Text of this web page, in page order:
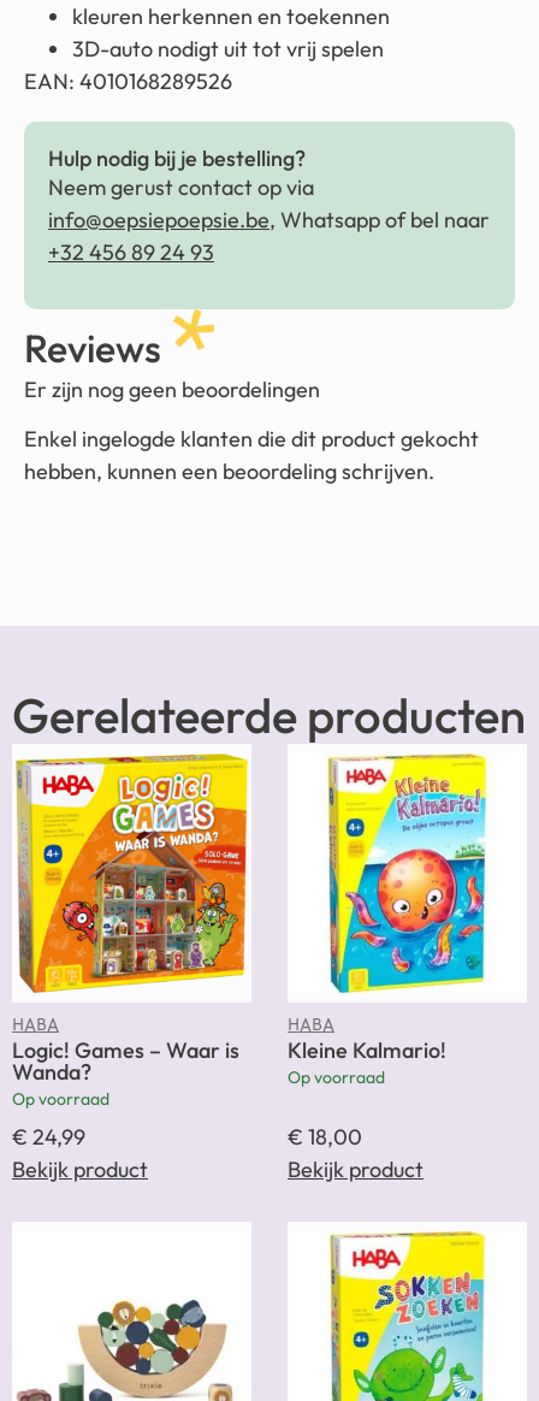
kleuren herkennen en toekennen
3D-auto nodigt uit tot vrij spelen
EAN: 4010168289526
Hulp nodig bij je bestelling?
Neem gerust contact op via
info@oepsiepoepsie.be, Whatsapp of bel naar
+32 456 89 24 93
Reviews
Er zijn nog geen beoordelingen
Enkel ingelogde klanten die dit product gekocht
hebben, kunnen een beoordeling schrijven.
Gerelateerde producten
HABA
Logic! Games – Waar is
Wanda?
Op voorraad
€ 24,99
Bekijk product
HABA
Kleine Kalmario!
Op voorraad
€ 18,00
Bekijk product